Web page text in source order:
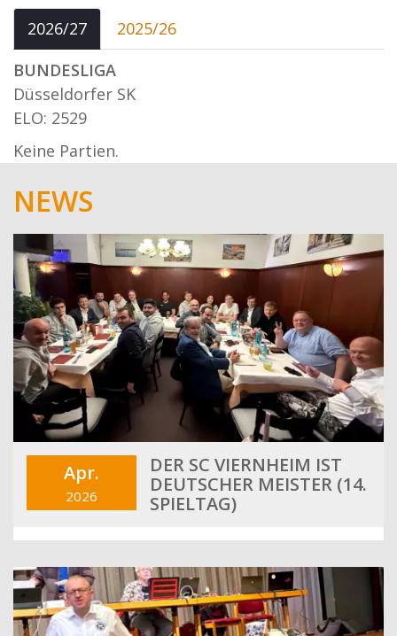
2026/27
2025/26
BUNDESLIGA
Düsseldorfer SK
ELO: 2529
Keine Partien.
NEWS
Apr.
2026
DER SC VIERNHEIM IST
DEUTSCHER MEISTER (14.
SPIELTAG)